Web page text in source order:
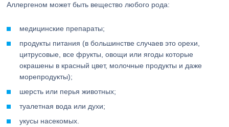
Аллергеном может быть вещество любого рода:
медицинские препараты;
продукты питания (в большинстве случаев это орехи,
цитрусовые, все фрукты, овощи или ягоды которые
окрашены в красный цвет, молочные продукты и даже
морепродукты);
шерсть или перья животных;
туалетная вода или духи;
укусы насекомых.